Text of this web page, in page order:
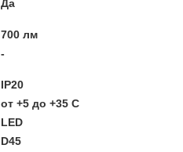
Да
700 лм
-
IP20
от +5 до +35 C
LED
D45